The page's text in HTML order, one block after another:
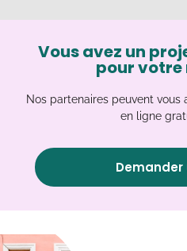
Vous avez un
pour votre
Nos partenaires peuvent vous
en ligne
Demander